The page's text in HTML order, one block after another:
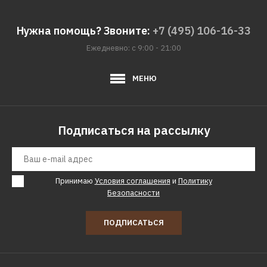
КУПИТЬ
м бв0,12-40 40 м
6419р.
ДОБАВИТЬ К СРАВНЕНИЮ
Нужна помощь? Звоните: +7 (495) 106-16-33
Ежедневно: с 9:00 - 21:00
МЕНЮ
Подписаться на рассылку
Принимаю Условия соглашения и Политику
Безопасности
ПОДПИСАТЬСЯ